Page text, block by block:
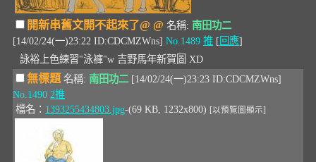
開新串舊文開不起來了@ @ 名稱: 南田功二
[14/02/24(一)23:22 ID:CDCMZWns] No.1489 推 [ 回應]
詠裕上色練習"泳褲"w 吉野馬年新賀圖 XD
無標題名稱: 南田功二 [14/02/24(一)23:23 ID:CDCMZWns]
No.1490 2推
檔名： 1393255434803.jpg-(69 KB, 1232x800) [以預覽圖顯示]